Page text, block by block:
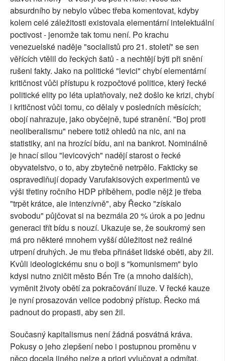
absurdního by nebylo vůbec třeba komentovat, kdyby
kolem celé záležitosti existovala elementární intelektuální
poctivost - jenomže tak tomu není. Po krachu
venezuelské naděje "socialistů pro 21. století" se sen
věřících vtělil do řeckých šatů - a nechtějí býti při snění
rušeni fakty. Jako na politické "levici" chybí elementární
kritičnost vůči přístupu k rozpočtové politice, který řecké
politické elity po léta uplatňovaly, než došlo ke krizi, chybí
i kritičnost vůči tomu, co dělaly v posledních měsících;
obojí nahrazuje, jako obyčejně, tupé stranění. "Boj proti
neoliberalismu" nebere totiž ohledů na nic, ani na
statistiky, ani na hrozící bídu, ani na bankrot. Nominálně
je hnací silou "levicových" nadějí starost o řecké
obyvatelstvo, o to, aby zbytečně netrpělo. Fakticky se
ospravedlňují dopady Varufakisových experimentů ve
výši třetiny ročního HDP příběhem, podle nějž je třeba
"trpět krátce, ale intenzívně", aby Řecko "získalo
svobodu" půjčovat si na bezmála 20 % úrok a po jednu
generaci třít bídu s nouzí. Ukazuje se, že soukromý sen
má pro některé mnohem vyšší důležitost než reálné
utrpení druhých. Je mu třeba přinášet lidské oběti, aby žil.
Kvůli ideologickému snu o boji s "komunismem" bylo
kdysi nutno zničit město Bến Tre (a mnoho dalších),
vyměnit životy obětí za pokračování iluze. V řecké kauze
je nyní prosazován velice podobný přístup. Řecko má
padnout do propasti, aby sen žil.
Současný kapitalismus není žádná posvátná kráva.
Pokusy o jeho zlepšení nebo i postupnou proměnu v
něco docela jiného nelze a priori vylučovat a odmítat,